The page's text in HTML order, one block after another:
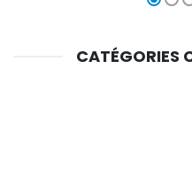
CATÉGORIES